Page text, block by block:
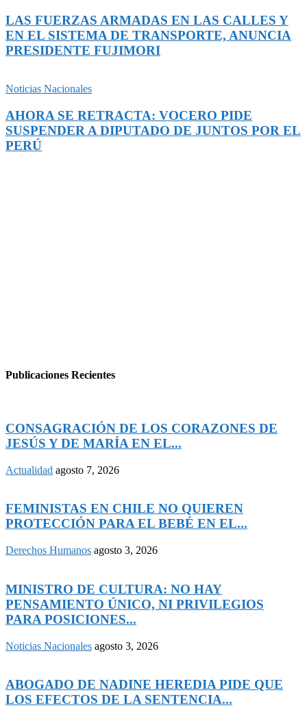
LAS FUERZAS ARMADAS EN LAS CALLES Y
EN EL SISTEMA DE TRANSPORTE, ANUNCIA
PRESIDENTE FUJIMORI
Noticias Nacionales
AHORA SE RETRACTA: VOCERO PIDE
SUSPENDER A DIPUTADO DE JUNTOS POR EL
PERÚ
Publicaciones Recientes
CONSAGRACIÓN DE LOS CORAZONES DE
JESÚS Y DE MARÍA EN EL...
Actualidad agosto 7, 2026
FEMINISTAS EN CHILE NO QUIEREN
PROTECCIÓN PARA EL BEBÉ EN EL...
Derechos Humanos agosto 3, 2026
MINISTRO DE CULTURA: NO HAY
PENSAMIENTO ÚNICO, NI PRIVILEGIOS
PARA POSICIONES...
Noticias Nacionales agosto 3, 2026
ABOGADO DE NADINE HEREDIA PIDE QUE
LOS EFECTOS DE LA SENTENCIA...